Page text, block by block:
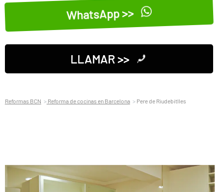
WhatsApp >>
LLAMAR >>
Reformas BCN Reforma de cocinas en Barcelona Pere de Riudebitlles